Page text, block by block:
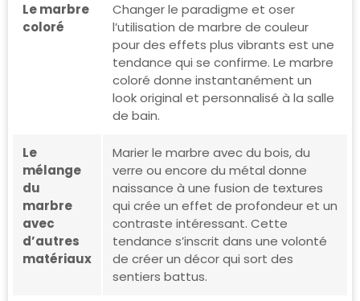
Le marbre
coloré
Changer le paradigme et oser
l’utilisation de marbre de couleur
pour des effets plus vibrants est une
tendance qui se confirme. Le marbre
coloré donne instantanément un
look original et personnalisé à la salle
de bain.
Le
mélange
du
marbre
avec
d’autres
matériaux
Marier le marbre avec du bois, du
verre ou encore du métal donne
naissance à une fusion de textures
qui crée un effet de profondeur et un
contraste intéressant. Cette
tendance s’inscrit dans une volonté
de créer un décor qui sort des
sentiers battus.